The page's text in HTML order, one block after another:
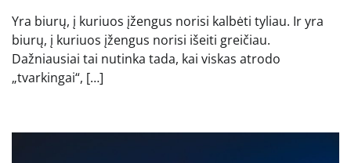
Yra biurų, į kuriuos įžengus norisi kalbėti tyliau. Ir yra
biurų, į kuriuos įžengus norisi išeiti greičiau.
Dažniausiai tai nutinka tada, kai viskas atrodo
„tvarkingai“, […]